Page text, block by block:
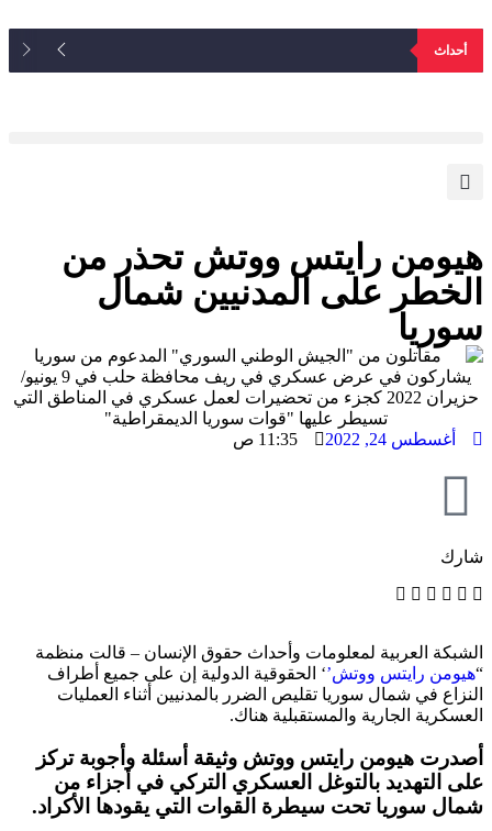
أحداث
هيومن رايتس ووتش تحذر من
الخطر على المدنيين شمال
سوريا
أغسطس 24, 2022 11:35 ص
شارك
الشبكة العربية لمعلومات وأحداث حقوق الإنسان – قالت منظمة
“هيومن رايتس ووتش’‘ الحقوقية الدولية إن على جميع أطراف
النزاع في شمال سوريا تقليص الضرر بالمدنيين أثناء العمليات
العسكرية الجارية والمستقبلية هناك.
أصدرت هيومن رايتس ووتش وثيقة أسئلة وأجوبة تركز
على التهديد بالتوغل العسكري التركي في أجزاء من
شمال سوريا تحت سيطرة القوات التي يقودها الأكراد.